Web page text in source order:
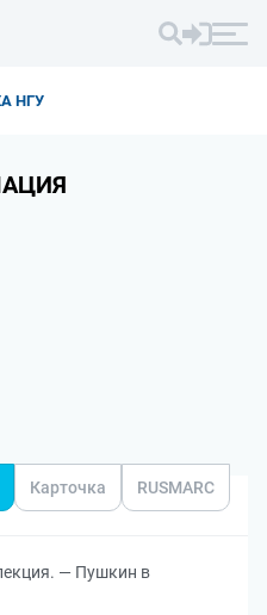
НГУ
Карточка RUSMARC
— Пушкин в